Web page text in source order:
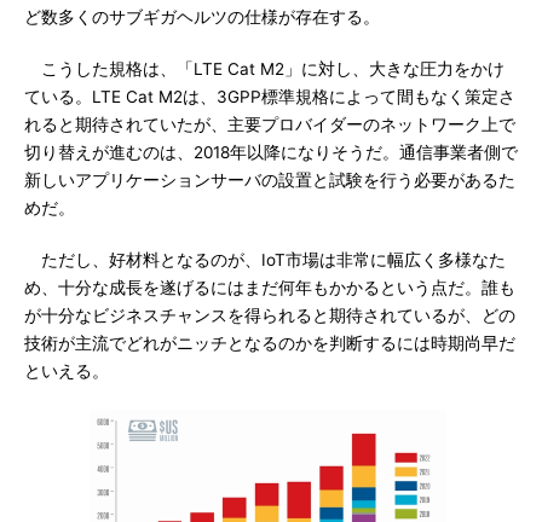
ど数多くのサブギガヘルツの仕様が存在する。
こうした規格は、「LTE Cat M2」に対し、大きな圧力をかけ
ている。LTE Cat M2は、3GPP標準規格によって間もなく策定さ
れると期待されていたが、主要プロバイダーのネットワーク上で
切り替えが進むのは、2018年以降になりそうだ。通信事業者側で
新しいアプリケーションサーバの設置と試験を行う必要があるた
めだ。
ただし、好材料となるのが、IoT市場は非常に幅広く多様なた
め、十分な成長を遂げるにはまだ何年もかかるという点だ。誰も
が十分なビジネスチャンスを得られると期待されているが、どの
技術が主流でどれがニッチとなるのかを判断するには時期尚早だ
といえる。